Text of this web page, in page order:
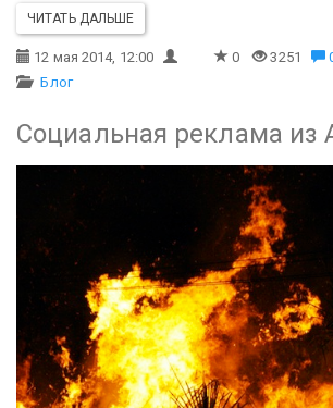
ЧИТАТЬ ДАЛЬШЕ
12 мая 2014, 12:00 0 3251
Блог
Социальная реклама из